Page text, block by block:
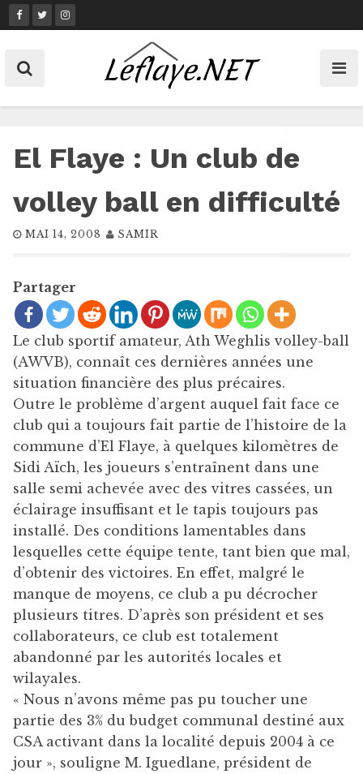
Skip
to
El Flaye : Un club de
volley ball en difficulté
MAI 14, 2008 SAMIR
Partager
Le club sportif amateur, Ath Weghlis volley-ball
(AWVB), connaît ces dernières années une
situation financière des plus précaires.
Outre le problème d’argent auquel fait face ce
club qui a toujours fait partie de l’histoire de la
commune d’El Flaye, à quelques kilomètres de
Sidi Aïch, les joueurs s’entraînent dans une
salle semi achevée avec des vitres cassées, un
éclairage insuffisant et le tapis toujours pas
installé. Des conditions lamentables dans
lesquelles cette équipe tente, tant bien que mal,
d’obtenir des victoires. En effet, malgré le
manque de moyens, ce club a pu décrocher
plusieurs titres. D’après son président et ses
collaborateurs, ce club est totalement
abandonné par les autorités locales et
wilayales.
« Nous n’avons même pas pu toucher une
partie des 3% du budget communal destiné aux
CSA activant dans la localité depuis 2004 à ce
jour », souligne M. Iguedlane, président de